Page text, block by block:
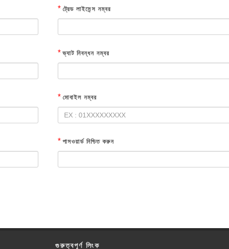
* ট্রেড লাইসেন্স নম্বর
* ভ্যাট নিবন্ধন নম্বর
* মোবাইল নম্বর
* পাসওয়ার্ড নিশ্চিত করুন
গুরুত্বপূর্ণ লিংক